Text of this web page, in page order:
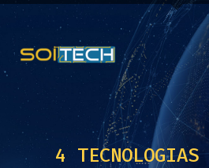
4 TECNOLOGIAS